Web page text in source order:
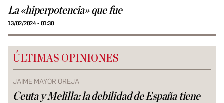
La «hiperpotencia» que fue
13/02/2024 - 01:30
ÚLTIMAS OPINIONES
JAIME MAYOR OREJA
Ceuta y Melilla: la debilidad de España tiene